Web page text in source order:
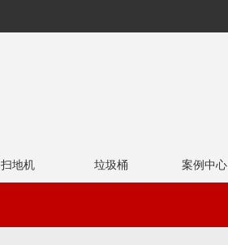
扫地机 垃圾桶 案例中心